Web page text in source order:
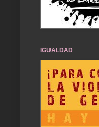
IGUALDAD